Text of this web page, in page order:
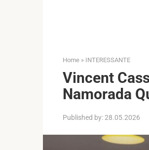
Home » INTERESSANTE
Vincent
Namorada
Published by:28.05.2026